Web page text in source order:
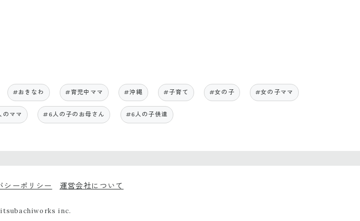
#おきなわ #育児中ママ #沖縄 #子育て #女の子 #女の子ママ
ママ #6人の子のお母さん #6人の子供達
シーポリシー 運営会社について
inc.